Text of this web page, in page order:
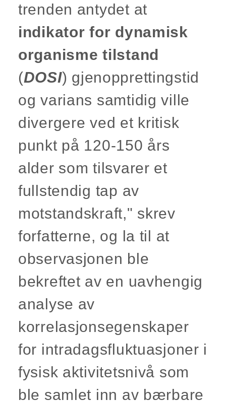
trenden antydet at
indikator for dynamisk
organisme tilstand
(DOSI) gjenopprettingstid
og varians samtidig ville
divergere ved et kritisk
punkt på 120-150 års
alder som tilsvarer et
fullstendig tap av
motstandskraft," skrev
forfatterne, og la til at
observasjonen ble
bekreftet av en uavhengig
analyse av
korrelasjonsegenskaper
for intradagsfluktuasjoner i
fysisk aktivitetsnivå som
ble samlet inn av bærbare